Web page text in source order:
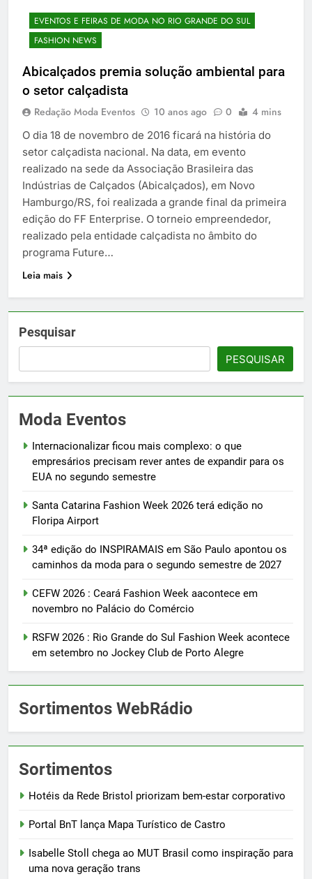
EVENTOS E FEIRAS DE MODA NO RIO GRANDE DO SUL
FASHION NEWS
Abicalçados premia solução ambiental para
o setor calçadista
Redação Moda Eventos 10 anos ago 0 4 mins
O dia 18 de novembro de 2016 ficará na história do
setor calçadista nacional. Na data, em evento
realizado na sede da Associação Brasileira das
Indústrias de Calçados (Abicalçados), em Novo
Hamburgo/RS, foi realizada a grande final da primeira
edição do FF Enterprise. O torneio empreendedor,
realizado pela entidade calçadista no âmbito do
programa Future…
Leia mais
Pesquisar
PESQUISAR
Moda Eventos
Internacionalizar ficou mais complexo: o que
empresários precisam rever antes de expandir para os
EUA no segundo semestre
Santa Catarina Fashion Week 2026 terá edição no
Floripa Airport
34ª edição do INSPIRAMAIS em São Paulo apontou os
caminhos da moda para o segundo semestre de 2027
CEFW 2026 : Ceará Fashion Week aacontece em
novembro no Palácio do Comércio
RSFW 2026 : Rio Grande do Sul Fashion Week acontece
em setembro no Jockey Club de Porto Alegre
Sortimentos WebRádio
Sortimentos
Hotéis da Rede Bristol priorizam bem-estar corporativo
Portal BnT lança Mapa Turístico de Castro
Isabelle Stoll chega ao MUT Brasil como inspiração para
uma nova geração trans